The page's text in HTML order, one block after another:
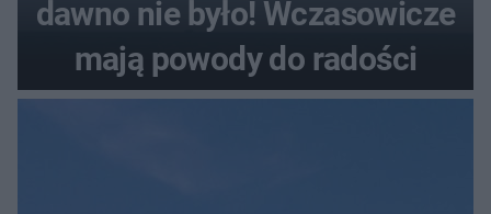
dawno nie było! Wczasowicze
mają powody do radości